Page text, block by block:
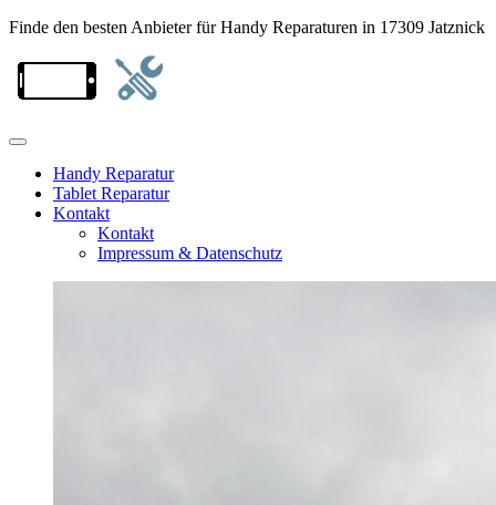
Finde den besten Anbieter für Handy Reparaturen in 17309 Jatznick
Handy Reparatur
Tablet Reparatur
Kontakt
Kontakt
Impressum & Datenschutz